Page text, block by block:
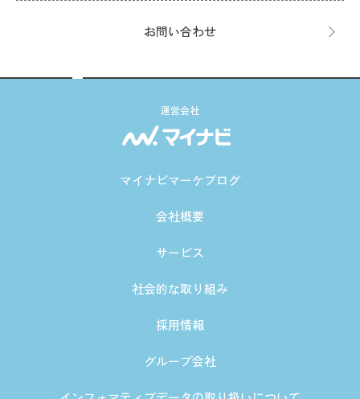
お問い合わせ
運営会社
マイナビマーケブログ
会社概要
サービス
社会的な取り組み
採用情報
グループ会社